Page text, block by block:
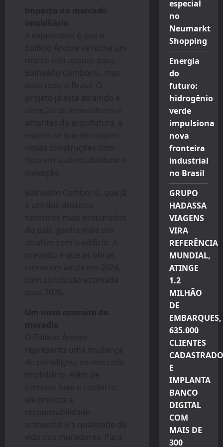
Impacto no mercado
imobiliário
A expectativa é que o
Edifício Árvore se torne um
marco não apenas para
Balneário Camboriú, mas
para todo o Brasil. O
projeto já está atraindo a
atenção de investidores e
amantes da arquitetura, e
espera-se que ele inspire
novas construções com
foco em sustentabilidade e
inovação.
Balneário Camboriú, que já
é um dos destinos
turísticos mais procurados
do país, ganha mais um
atrativo com o edifício. A
previsão é que as obras
comecem ainda em 2024,
com conclusão estimada
para 2026.
Um novo conceito de
moradia
O Edifício Árvore
representa uma mudança
de paradigma no mercado
imobiliário. Além de
oferecer luxo e conforto,
ele prioriza a
responsabilidade
ambiental e a qualidade de
vida dos moradores. Para
especial
no
Neumarkt
Shopping
Energia
do
futuro:
hidrogênio
verde
impulsiona
nova
fronteira
industrial
no Brasil
GRUPO
HADASSA
VIAGENS
VIRA
REFERÊNCIA
MUNDIAL,
ATINGE
1.2
MILHÃO
DE
EMBARQUES,
635.000
CLIENTES
E
IMPLANTA
BANCO
DIGITAL
COM
MAIS DE
300